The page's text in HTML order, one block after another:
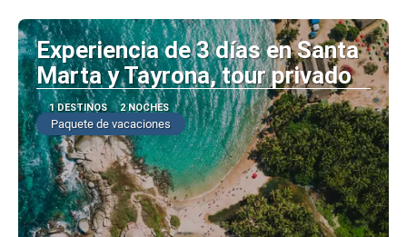
Experiencia de 3 días en Santa
Marta y Tayrona, tour privado
1 DESTINOS 2 NOCHES
Paquete de vacaciones